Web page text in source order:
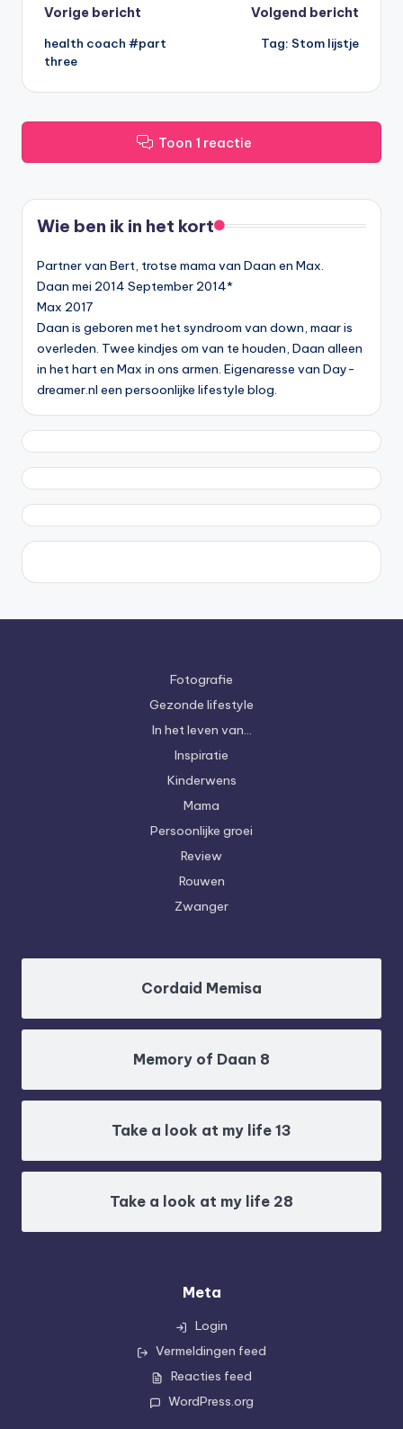
Bericht
navigatie
Vorige bericht
health coach #part
three
Volgend bericht
Tag: Stom lijstje
Toon 1 reactie
Wie ben ik in het kort
Partner van Bert, trotse mama van Daan en Max.
Daan mei 2014 September 2014*
Max 2017
Daan is geboren met het syndroom van down, maar is
overleden. Twee kindjes om van te houden, Daan alleen
in het hart en Max in ons armen. Eigenaresse van Day-
dreamer.nl een persoonlijke lifestyle blog.
Fotografie
Gezonde lifestyle
In het leven van…
Inspiratie
Kinderwens
Mama
Persoonlijke groei
Review
Rouwen
Zwanger
Cordaid Memisa
Memory of Daan 8
Take a look at my life 13
Take a look at my life 28
Meta
Login
Vermeldingen feed
Reacties feed
WordPress.org